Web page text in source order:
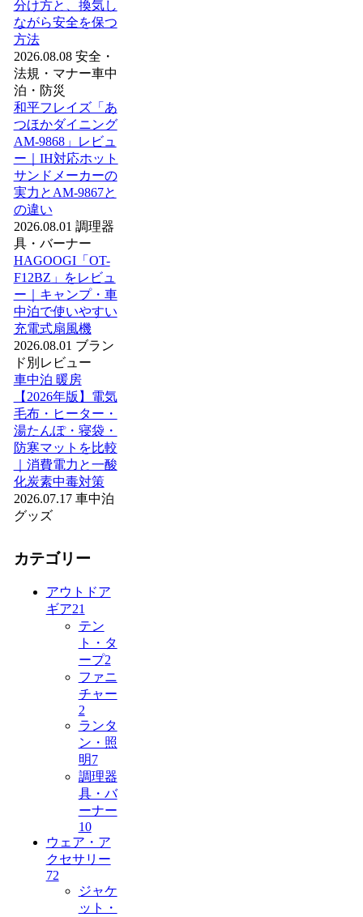
分け方と、換気し
ながら安全を保つ
方法
2026.08.08 安全・
法規・マナー車中
泊・防災
和平フレイズ「あ
つほかダイニング
AM-9868」レビュ
ー｜IH対応ホット
サンドメーカーの
実力とAM-9867と
の違い
2026.08.01 調理器
具・バーナー
HAGOOGI「OT-
F12BZ」をレビュ
ー｜キャンプ・車
中泊で使いやすい
充電式扇風機
2026.08.01 ブラン
ド別レビュー
車中泊 暖房
【2026年版】電気
毛布・ヒーター・
湯たんぽ・寝袋・
防寒マットを比較
｜消費電力と一酸
化炭素中毒対策
2026.07.17 車中泊
グッズ
カテゴリー
アウトドア
ギア21
テン
ト・タ
ープ2
ファニ
チャー
2
ランタ
ン・照
明7
調理器
具・バ
ーナー
10
ウェア・ア
クセサリー
72
ジャケ
ット・